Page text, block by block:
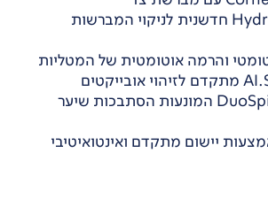
מערכת HydroJetTM חדשנית לניקוי המברשות
והרמה אוטומטית של המטליות
מברשות DuoSpiralTM המונעות הסתבכות שיער
יישום מתקדם ואינטואיטיבי